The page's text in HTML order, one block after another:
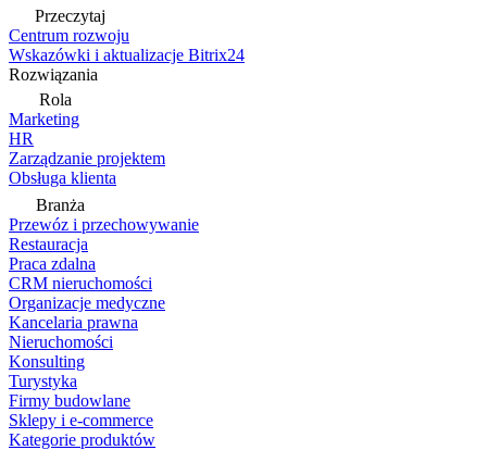
Przeczytaj
Centrum rozwoju
Wskazówki i aktualizacje Bitrix24
Rozwiązania
Rola
Marketing
HR
Zarządzanie projektem
Obsługa klienta
Branża
Przewóz i przechowywanie
Restauracja
Praca zdalna
CRM nieruchomości
Organizacje medyczne
Kancelaria prawna
Nieruchomości
Konsulting
Turystyka
Firmy budowlane
Sklepy i e-commerce
Kategorie produktów